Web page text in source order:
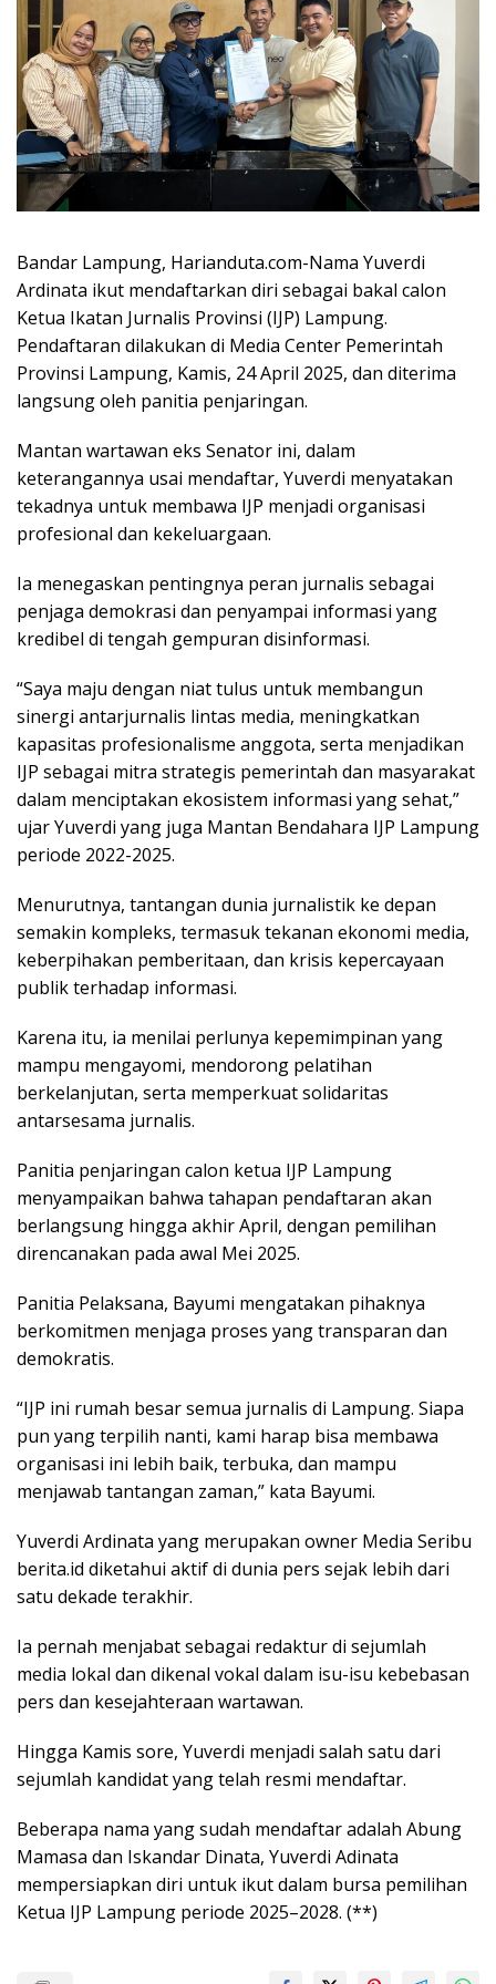
Bandar Lampung, Harianduta.com-Nama Yuverdi
Ardinata ikut mendaftarkan diri sebagai bakal calon
Ketua Ikatan Jurnalis Provinsi (IJP) Lampung.
Pendaftaran dilakukan di Media Center Pemerintah
Provinsi Lampung, Kamis, 24 April 2025, dan diterima
langsung oleh panitia penjaringan.
Mantan wartawan eks Senator ini, dalam
keterangannya usai mendaftar, Yuverdi menyatakan
tekadnya untuk membawa IJP menjadi organisasi
profesional dan kekeluargaan.
Ia menegaskan pentingnya peran jurnalis sebagai
penjaga demokrasi dan penyampai informasi yang
kredibel di tengah gempuran disinformasi.
“Saya maju dengan niat tulus untuk membangun
sinergi antarjurnalis lintas media, meningkatkan
kapasitas profesionalisme anggota, serta menjadikan
IJP sebagai mitra strategis pemerintah dan masyarakat
dalam menciptakan ekosistem informasi yang sehat,”
ujar Yuverdi yang juga Mantan Bendahara IJP Lampung
periode 2022-2025.
Menurutnya, tantangan dunia jurnalistik ke depan
semakin kompleks, termasuk tekanan ekonomi media,
keberpihakan pemberitaan, dan krisis kepercayaan
publik terhadap informasi.
Karena itu, ia menilai perlunya kepemimpinan yang
mampu mengayomi, mendorong pelatihan
berkelanjutan, serta memperkuat solidaritas
antarsesama jurnalis.
Panitia penjaringan calon ketua IJP Lampung
menyampaikan bahwa tahapan pendaftaran akan
berlangsung hingga akhir April, dengan pemilihan
direncanakan pada awal Mei 2025.
Panitia Pelaksana, Bayumi mengatakan pihaknya
berkomitmen menjaga proses yang transparan dan
demokratis.
“IJP ini rumah besar semua jurnalis di Lampung. Siapa
pun yang terpilih nanti, kami harap bisa membawa
organisasi ini lebih baik, terbuka, dan mampu
menjawab tantangan zaman,” kata Bayumi.
Yuverdi Ardinata yang merupakan owner Media Seribu
berita.id diketahui aktif di dunia pers sejak lebih dari
satu dekade terakhir.
Ia pernah menjabat sebagai redaktur di sejumlah
media lokal dan dikenal vokal dalam isu-isu kebebasan
pers dan kesejahteraan wartawan.
Hingga Kamis sore, Yuverdi menjadi salah satu dari
sejumlah kandidat yang telah resmi mendaftar.
Beberapa nama yang sudah mendaftar adalah Abung
Mamasa dan Iskandar Dinata, Yuverdi Adinata
mempersiapkan diri untuk ikut dalam bursa pemilihan
Ketua IJP Lampung periode 2025–2028. (**)